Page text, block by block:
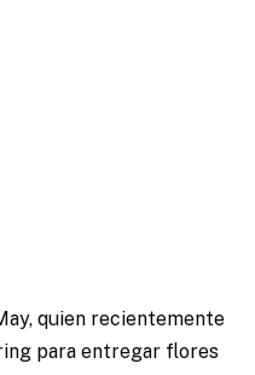
quien recientemente
para entregar flores